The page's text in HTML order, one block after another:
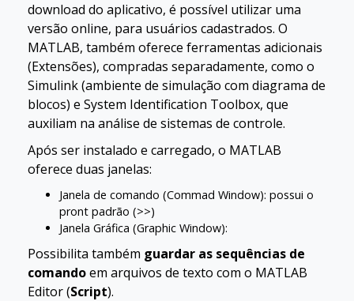
download do aplicativo, é possível utilizar uma
versão online, para usuários cadastrados. O
MATLAB, também oferece ferramentas adicionais
(Extensões), compradas separadamente, como o
Simulink (ambiente de simulação com diagrama de
blocos) e System Identification Toolbox, que
auxiliam na análise de sistemas de controle.
Após ser instalado e carregado, o MATLAB
oferece duas janelas:
Janela de comando (Commad Window): possui o
pront padrão (>>)
Janela Gráfica (Graphic Window):
Possibilita também guardar as sequências de
comandoem arquivos de texto com o MATLAB
Editor (Script).